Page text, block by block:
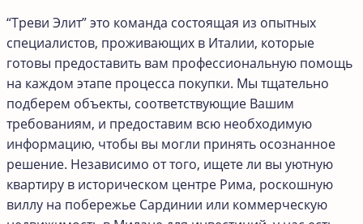
“Треви Элит” это команда состоящая из опытных
специалистов, проживающих в Италии, которые
готовы предоставить вам профессиональную помощь
на каждом этапе процесса покупки. Мы тщательно
подберем объекты, соответствующие Вашим
требованиям, и предоставим всю необходимую
информацию, чтобы вы могли принять осознанное
решение. Независимо от того, ищете ли вы уютную
квартиру в историческом центре Рима, роскошную
виллу на побережье Сардинии или коммерческую